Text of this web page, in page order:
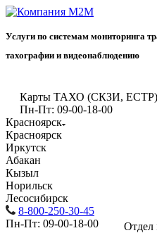
Услуги по системам мониторинга
тахографии и видеонаблюдению
Карты ТАХО (СКЗИ, ЕСТР)
Пн-Пт: 09-00-18-00
Красноярск
Красноярск
Иркутск
Абакан
Кызыл
Норильск
Лесосибирск
8-800-250-30-45
Пн-Пт: 09-00-18-00
Отдел